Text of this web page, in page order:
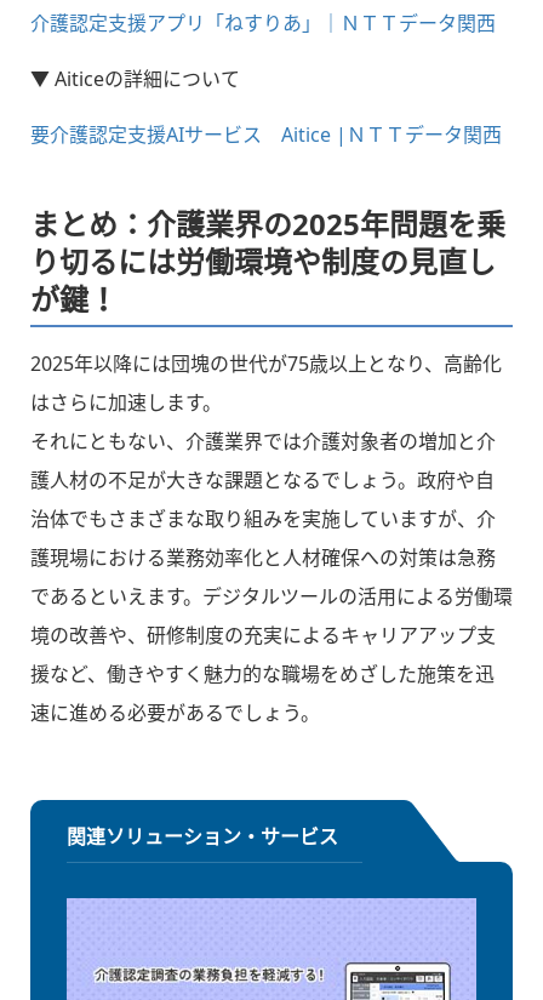
介護認定支援アプリ「ねすりあ」｜ＮＴＴデータ関西
▼ Aiticeの詳細について
要介護認定支援AIサービス Aitice |ＮＴＴデータ関西
まとめ：介護業界の2025年問題を乗
り切るには労働環境や制度の見直し
が鍵！
2025年以降には団塊の世代が75歳以上となり、高齢化
はさらに加速します。
それにともない、介護業界では介護対象者の増加と介
護人材の不足が大きな課題となるでしょう。政府や自
治体でもさまざまな取り組みを実施していますが、介
護現場における業務効率化と人材確保への対策は急務
であるといえます。デジタルツールの活用による労働環
境の改善や、研修制度の充実によるキャリアアップ支
援など、働きやすく魅力的な職場をめざした施策を迅
速に進める必要があるでしょう。
関連ソリューション・サービス